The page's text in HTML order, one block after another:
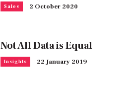
Sales 2 October 2020
Not All Data is Equal
Insights 22 January 2019